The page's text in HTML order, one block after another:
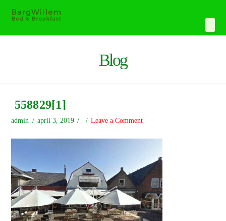
Blog
558829[1]
admin april 3, 2019 Leave a Comment